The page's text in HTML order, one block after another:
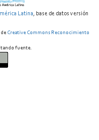
Latina, base de datos versión
Creative Commons Reconocimiento
fuente.